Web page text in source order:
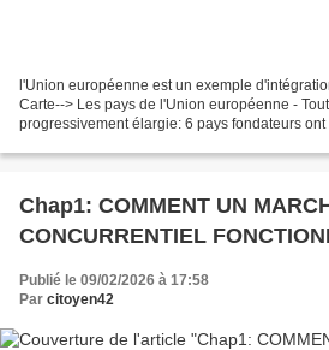
l'Union européenne est un exemple
Carte--> Les pays de l'Union européenne -
progressivement élargie: 6 pays fondateurs
Chap1: COMMENT UN
CONCURRENTIEL
Publié le 09/02/2026 à 17:58
Par citoyen42